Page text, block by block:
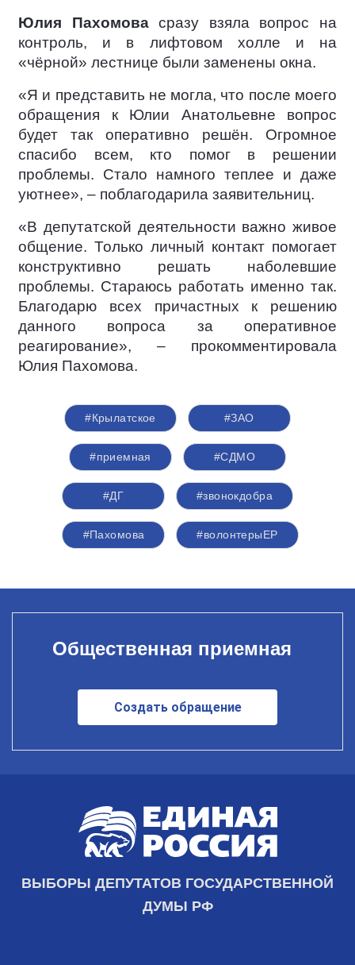
Юлия Пахомовасразу взяла вопрос на
контроль, и в лифтовом холле и на
«чёрной» лестнице были заменены окна.
«Я и представить не могла, что после моего
обращения к Юлии Анатольевне вопрос
будет так оперативно решён. Огромное
спасибо всем, кто помог в решении
проблемы. Стало намного теплее и даже
уютнее», – поблагодарила заявительниц.
«В депутатской деятельности важно живое
общение. Только личный контакт помогает
конструктивно решать наболевшие
проблемы. Стараюсь работать именно так.
Благодарю всех причастных к решению
данного вопроса за оперативное
реагирование», – прокомментировала
Юлия Пахомова.
#Крылатское #ЗАО
#приемная #СДМО
#ДГ #звонокдобра
#Пахомова #волонтерыЕР
Общественная приемная
Создать обращение
ВЫБОРЫ ДЕПУТАТОВ ГОСУДАРСТВЕННОЙ
ДУМЫ РФ